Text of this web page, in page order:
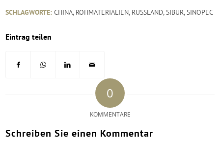
SCHLAGWORTE: CHINA, ROHMATERIALIEN, RUSSLAND, SIBUR, SINOPEC
Eintrag teilen
0
KOMMENTARE
Schreiben Sie einen Kommentar